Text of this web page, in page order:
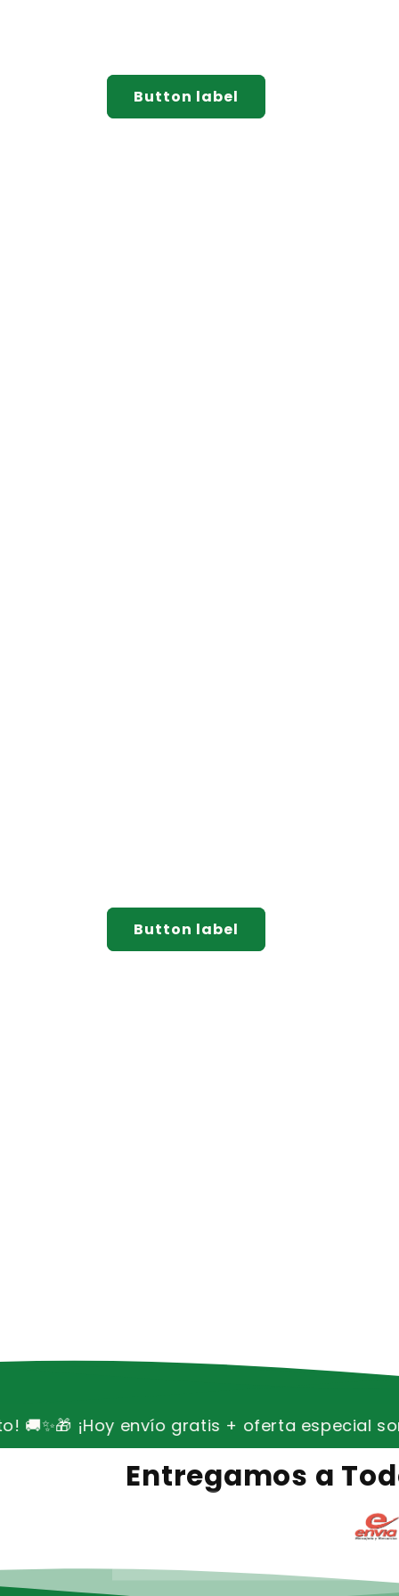
Button label
Button label
+ oferta especial sorpresa en tu carrito!
Entregamos a